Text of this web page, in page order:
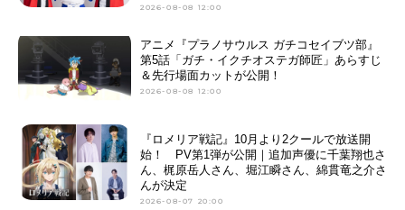
2026-08-08 12:00
アニメ『プラノサウルス ガチコセイブツ部』
第5話「ガチ・イクチオステガ師匠」あらすじ
＆先行場面カットが公開！
2026-08-08 12:00
『ロメリア戦記』10月より2クールで放送開
始！ PV第1弾が公開｜追加声優に千葉翔也さ
ん、梶原岳人さん、堀江瞬さん、綿貫竜之介さ
んが決定
2026-08-07 20:00